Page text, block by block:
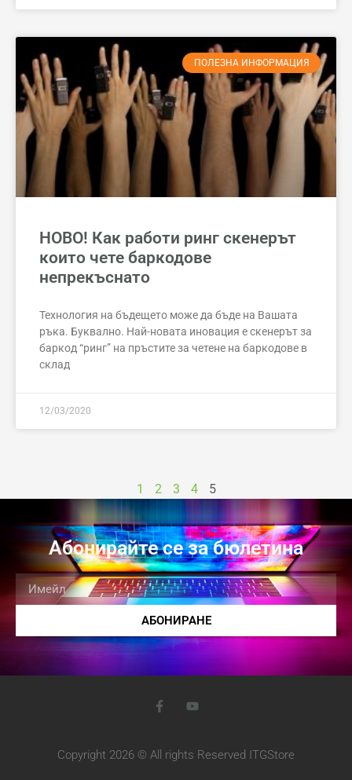
ПОЛЕЗНА ИНФОРМАЦИЯ
НОВО! Как работи ринг скенерът
които чете баркодове
непрекъснато
Технология на бъдещето може да бъде на Вашата
ръка. Буквално. Най-новата иновация е скенерът за
баркод “ринг” на пръстите за четене на баркодове в
склад
12/03/2020
1 2 3 4 5
Абонирайте се за бюлетина
АБОНИРАНЕ
Copyright 2026 © All rights Reserved ITGStore